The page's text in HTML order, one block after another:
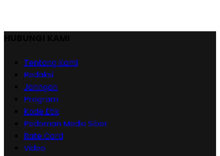
Tentang Kami
Redaksi
Jaringan
Program
Kode Etik
Pedoman Media Siber
Rate Card
Video